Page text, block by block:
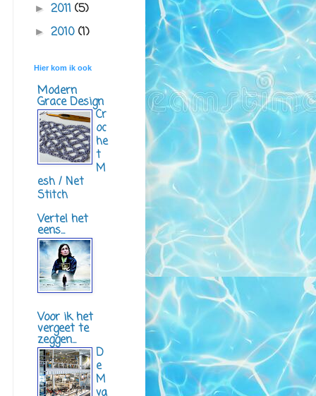
► 2011 (5)
► 2010 (1)
Hier kom ik ook
Modern
Grace Design
Cr
oc
he
t
M
esh / Net
Stitch
Vertel het
eens...
Voor ik het
vergeet te
zeggen...
D
e
M